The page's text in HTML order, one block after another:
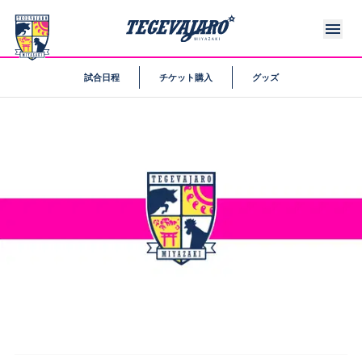
試合日程 チケット購入 グッズ